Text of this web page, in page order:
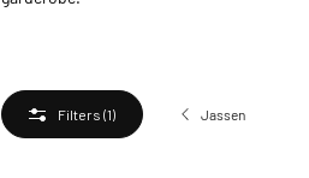
Filters (1) Jassen